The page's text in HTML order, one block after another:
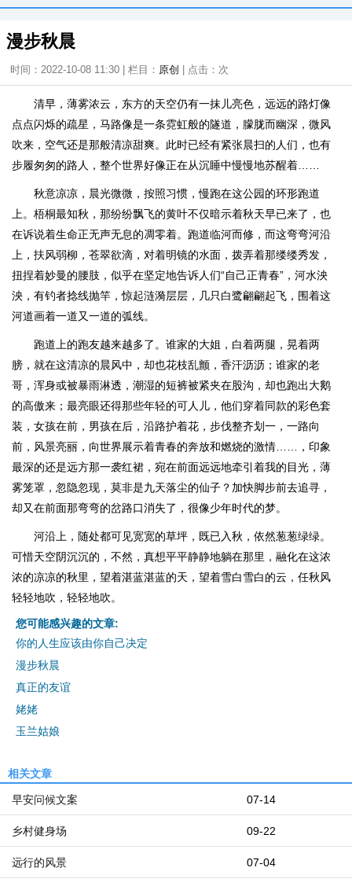
漫步秋晨
时间：2022-10-08 11:30 | 栏目： 原创 | 点击： 次
清早，薄雾浓云，东方的天空仍有一抹儿亮色，远远的路灯像
点点闪烁的疏星，马路像是一条霓虹般的隧道，朦胧而幽深，微风
吹来，空气还是那般清凉甜爽。此时已经有紧张晨扫的人们，也有
步履匆匆的路人，整个世界好像正在从沉睡中慢慢地苏醒着……
秋意凉凉，晨光微微，按照习惯，慢跑在这公园的环形跑道
上。梧桐最知秋，那纷纷飘飞的黄叶不仅暗示着秋天早已来了，也
在诉说着生命正无声无息的凋零着。跑道临河而修，而这弯弯河沿
上，扶风弱柳，苍翠欲滴，对着明镜的水面，拨弄着那缕缕秀发，
扭捏着妙曼的腰肢，似乎在坚定地告诉人们“自己正青春”，河水泱
泱，有钓者捻线抛竿，惊起涟漪层层，几只白鹭翩翩起飞，围着这
河道画着一道又一道的弧线。
跑道上的跑友越来越多了。谁家的大姐，白着两腿，晃着两
膀，就在这清凉的晨风中，却也花枝乱颤，香汗沥沥；谁家的老
哥，浑身或被暴雨淋透，潮湿的短裤被紧夹在股沟，却也跑出大鹅
的高傲来；最亮眼还得那些年轻的可人儿，他们穿着同款的彩色套
装，女孩在前，男孩在后，沿路护着花，步伐整齐划一，一路向
前，风景亮丽，向世界展示着青春的奔放和燃烧的激情……，印象
最深的还是远方那一袭红裙，宛在前面远远地牵引着我的目光，薄
雾笼罩，忽隐忽现，莫非是九天落尘的仙子？加快脚步前去追寻，
却又在前面那弯弯的岔路口消失了，很像少年时代的梦。
河沿上，随处都可见宽宽的草坪，既已入秋，依然葱葱绿绿。
可惜天空阴沉沉的，不然，真想平平静静地躺在那里，融化在这浓
浓的凉凉的秋里，望着湛蓝湛蓝的天，望着雪白雪白的云，任秋风
轻轻地吹，轻轻地吹。
您可能感兴趣的文章:
你的人生应该由你自己决定
漫步秋晨
真正的友谊
姥姥
玉兰姑娘
相关文章
07-14
早安问候文案
09-22
乡村健身场
07-04
远行的风景